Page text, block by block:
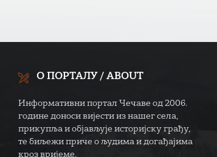
О ПОРТАЛУ / ABOUT
Информативни портал Чечаве од 2006.
године доноси вијести из нашег села,
прикупља и објављује историјску грађу,
те биљежи приче о људима и догађајима
кроз вријеме.